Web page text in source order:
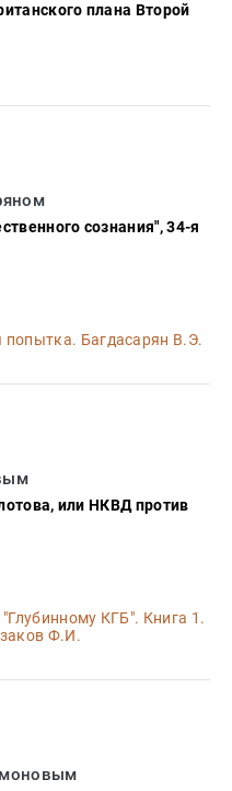
плана Второй
сознания", 34-я
Багдасарян В.Э.
или НКВД против
КГБ". Книга 1.
Ф.И.